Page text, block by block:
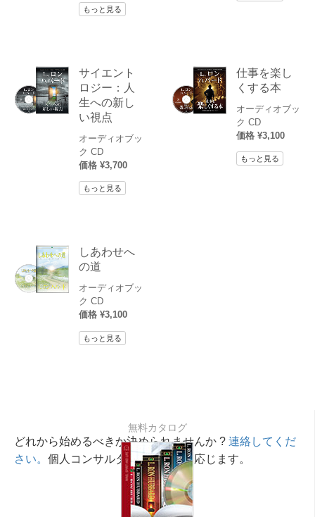
もっと見る
サイエント
ロジー：人
生への新し
い視点
オーディオブッ
ク CD
価格 ¥3,700
もっと見る
仕事を楽し
くする本
オーディオブッ
ク CD
価格 ¥3,100
もっと見る
しあわせへ
の道
オーディオブッ
ク CD
価格 ¥3,100
もっと見る
どれから始めるべきか決められませんか ? 連絡してくだ
さい。 個人コンサルタントが相談に応じます。
無料カタログ